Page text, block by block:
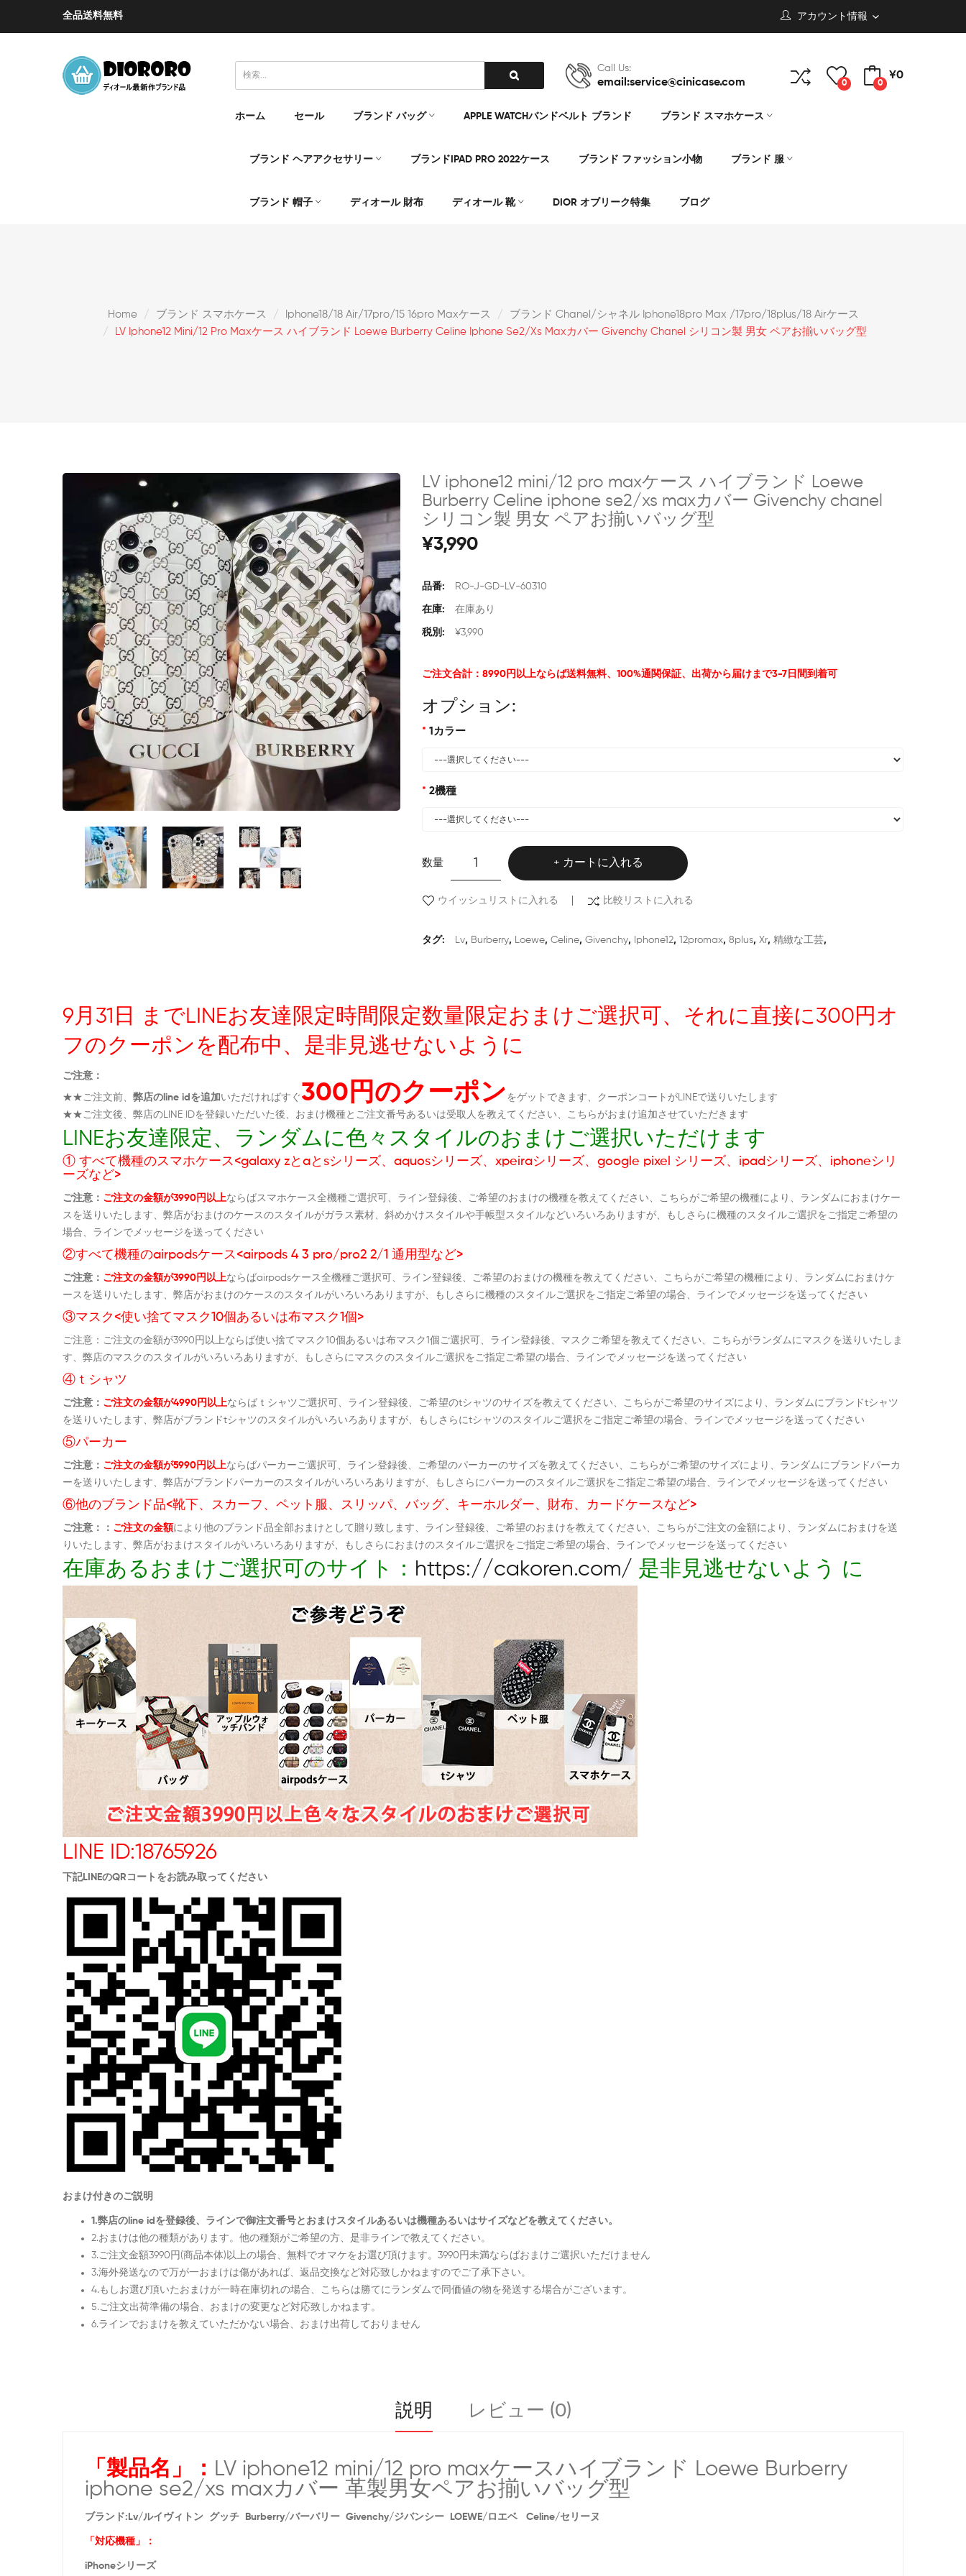
全品送料無料 アカウント情報
Call Us:
email:service@cinicase.com 0 0
¥0
ホーム セール ブランド バッグ APPLE WATCHバンドベルト ブランド ブランド スマホケース
ブランド ヘアアクセサリー ブランドIPAD PRO 2022ケース ブランド ファッション小物 ブランド 服
ブランド 帽子 ディオール 財布 ディオール 靴 DIOR オブリーク特集 ブログ
Home ブランド スマホケース Iphone18/18 Air/17pro/15 16pro Maxケース
ブランド Chanel/シャネル Iphone18pro Max /17pro/18plus/18 Airケース
LV Iphone12 Mini/12 Pro Maxケース ハイブランド Loewe Burberry Celine Iphone Se2/xs Maxカバー Givenchy Chanel シリコン製 男女 ペアお揃いバッグ型
LV iphone12 mini/12 pro maxケース ハイブランド Loewe
Burberry Celine iphone se2/xs maxカバー Givenchy chanel
シリコン製 男女 ペアお揃いバッグ型
¥3,990
品番: RO-J-GD-LV-60310
在庫: 在庫あり
税別: ¥3,990
ご注文合計：8990円以上ならば送料無料、100%通関保証、出荷から届けまで3-7日間到着可
オプション:
1カラー
2機種
数量 カートに入れる
ウイッシュリストに入れる 比較リストに入れる
タグ: Lv, Burberry, Loewe, Celine, Givenchy, Iphone12, 12promax, 8plus, Xr, 精緻な工芸,
9月31日 までLINEお友達限定時間限定数量限定おまけご選択可、それに直接に300円オ
フのクーポンを配布中、是非見逃せないように
ご注意：
★★ご注文前、 弊店のline idを追加 いただければすぐ300円のクーポン をゲットできます、クーポンコートがLINEで送りいたします
★★ご注文後、弊店のLINE IDを登録いただいた後、おまけ機種とご注文番号あるいは受取人を教えてください、こちらがおまけ追加させていただきます
LINEお友達限定、ランダムに色々スタイルのおまけご選択いただけます
① すべて機種のスマホケース<galaxy zとaとsシリーズ、aquosシリーズ、xpeiraシリーズ、google pixel シリーズ、ipadシリーズ、iphoneシリ
ーズなど>
ご注意： ご注文の金額が3990円以上ならばスマホケース全機種ご選択可、ライン登録後、ご希望のおまけの機種を教えてください、こちらがご希望の機種により、ランダムにおまけケー
スを送りいたします、弊店がおまけのケースのスタイルがガラス素材、斜めかけスタイルや手帳型スタイルなどいろいろありますが、もしさらに機種のスタイルご選択をご指定ご希望の
場合、ラインでメッセージを送ってください
②すべて機種のairpodsケース<airpods 4 3 pro/pro2 2/1 通用型など>
ご注意： ご注文の金額が3990円以上ならばairpodsケース全機種ご選択可、ライン登録後、ご希望のおまけの機種を教えてください、こちらがご希望の機種により、ランダムにおまけケ
ースを送りいたします、弊店がおまけのケースのスタイルがいろいろありますが、もしさらに機種のスタイルご選択をご指定ご希望の場合、ラインでメッセージを送ってください
③マスク<使い捨てマスク10個あるいは布マスク1個>
ご注意：ご注文の金額が3990円以上ならば使い捨てマスク10個あるいは布マスク1個ご選択可、ライン登録後、マスクご希望を教えてください、こちらがランダムにマスクを送りいたしま
す、弊店のマスクのスタイルがいろいろありますが、もしさらにマスクのスタイルご選択をご指定ご希望の場合、ラインでメッセージを送ってください
④ｔシャツ
ご注意： ご注文の金額が4990円以上ならばｔシャツご選択可、ライン登録後、ご希望のtシャツのサイズを教えてください、こちらがご希望のサイズにより、ランダムにブランドtシャツ
を送りいたします、弊店がブランドtシャツのスタイルがいろいろありますが、もしさらにtシャツのスタイルご選択をご指定ご希望の場合、ラインでメッセージを送ってください
⑤パーカー
ご注意： ご注文の金額が5990円以上ならばパーカーご選択可、ライン登録後、ご希望のパーカーのサイズを教えてください、こちらがご希望のサイズにより、ランダムにブランドパーカ
ーを送りいたします、弊店がブランドパーカーのスタイルがいろいろありますが、もしさらにパーカーのスタイルご選択をご指定ご希望の場合、ラインでメッセージを送ってください
⑥他のブランド品<靴下、スカーフ、ペット服、スリッパ、バッグ、キーホルダー、財布、カードケースなど>
ご注意：： ご注文の金額により他のブランド品全部おまけとして贈り致します、ライン登録後、ご希望のおまけを教えてください、こちらがご注文の金額により、ランダムにおまけを送
りいたします、弊店がおまけスタイルがいろいろありますが、もしさらにおまけのスタイルご選択をご指定ご希望の場合、ラインでメッセージを送ってください
在庫あるおまけご選択可のサイト： https://cakoren.com/ 是非見逃せないよう に
LINE ID:18765926
下記LINEのQRコートをお読み取ってください
おまけ付きのご説明
1.弊店のline idを登録後、ラインで御注文番号とおまけスタイルあるいは機種あるいはサイズなどを教えてください。
2.おまけは他の種類があります。他の種類がご希望の方、是非ラインで教えてください。
3.ご注文金額3990円(商品本体)以上の場合、無料でオマケをお選び頂けます。3990円未満ならばおまけご選択いただけません
3.海外発送なので万が一おまけは傷があれば、返品交換など対応致しかねますのでご了承下さい。
4.もしお選び頂いたおまけが一時在庫切れの場合、こちらは勝てにランダムで同価値の物を発送する場合がございます。
5.ご注文出荷準備の場合、おまけの変更など対応致しかねます。
6.ラインでおまけを教えていただかない場合、おまけ出荷しておりません
説明 レビュー (0)
「製品名」： LV iphone12 mini/12 pro maxケースハイブランド Loewe Burberry
iphone se2/xs maxカバー 革製男女ペアお揃いバッグ型
ブランド: Lv/ルイヴィトン グッチ Burberry/バーバリー Givenchy/ジバンシー LOEWE/ロエベ Celine/セリーヌ
「対応機種」：
iPhoneシリーズ